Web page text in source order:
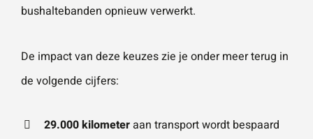
bushaltebanden opnieuw verwerkt.
De impact van deze keuzes zie je onder meer terug in
de volgende cijfers:
29.000 kilometeraan transport wordt bespaard